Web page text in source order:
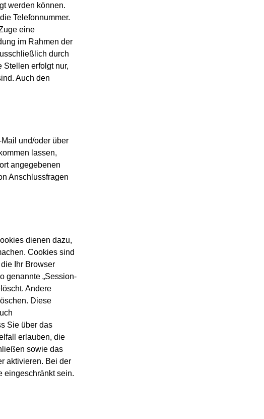
werden können.
Telefonnummer.
eine
im Rahmen der
durch
Stellen erfolgt nur,
Auch den
und/oder über
lassen,
angegebenen
Anschlussfragen
dienen dazu,
Cookies sind
Ihr Browser
genannte „Session-
Andere
Diese
Sie über das
erlauben, die
sowie das
aktivieren. Bei der
eingeschränkt sein.